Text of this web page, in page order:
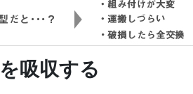
吸収する